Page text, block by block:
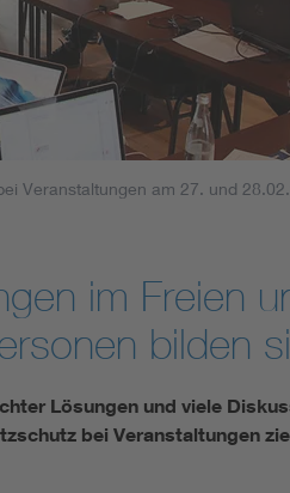
Veranstaltungen am 27. und
im Freien
bilden
Lösungen und viele
bei Veranstaltungen